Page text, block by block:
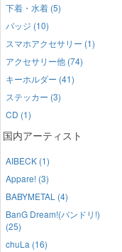
下着・水着 (5)
バッジ (10)
スマホアクセサリー (1)
アクセサリー他 (74)
キーホルダー (41)
ステッカー (3)
CD (1)
国内アーティスト
AIBECK (1)
Appare! (3)
BABYMETAL (4)
BanG Dream!(バンドリ!)
(25)
chuLa (16)